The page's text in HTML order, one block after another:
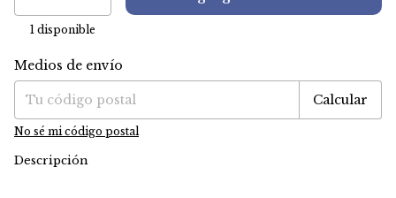
1 disponible
Entregas para el CP:
Medios de envío
Calcular
No sé mi código postal
Descripción